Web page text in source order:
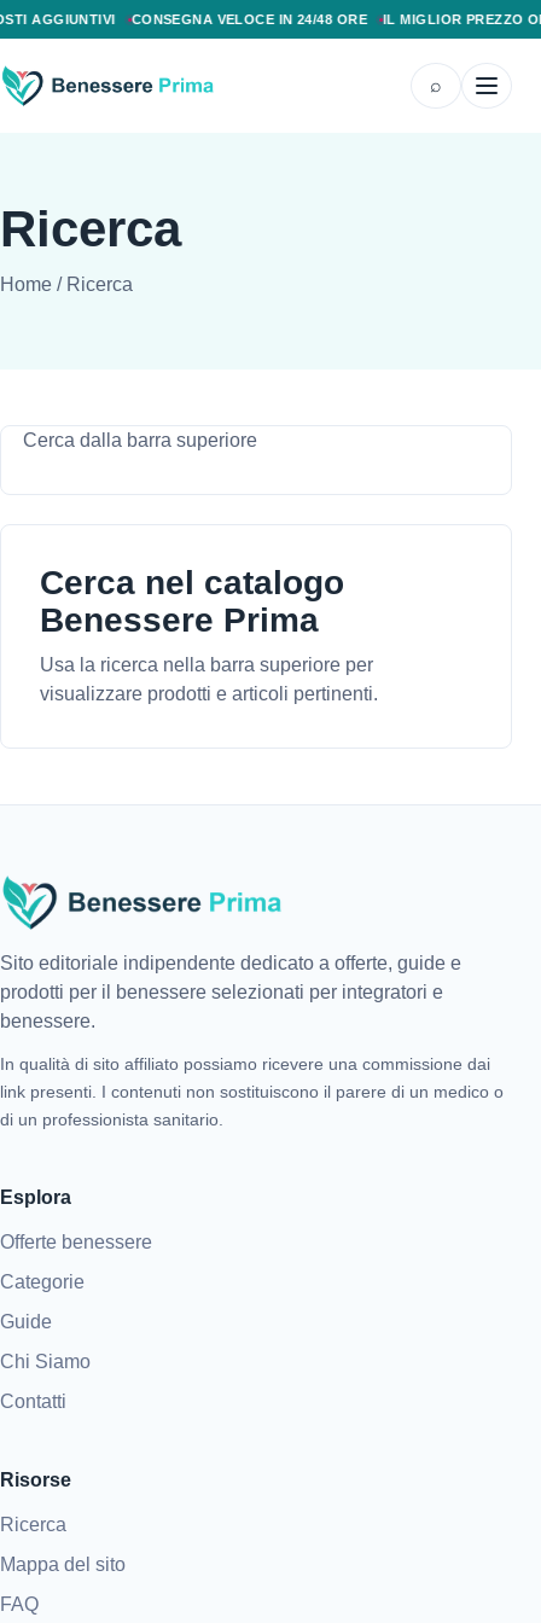
AGGIUNTIVI CONSEGNA VELOCE IN 24/48 ORE IL MIGLIOR PREZZO
⌕
Ricerca
Home / Ricerca
Cerca dalla barra superiore
Cerca nel catalogo
Benessere Prima
Usa la ricerca nella barra superiore per
visualizzare prodotti e articoli pertinenti.
Sito editoriale indipendente dedicato a offerte, guide e
prodotti per il benessere selezionati per integratori e
benessere.
In qualità di sito affiliato possiamo ricevere una commissione dai
link presenti. I contenuti non sostituiscono il parere di un medico o
di un professionista sanitario.
Esplora
Offerte benessere
Categorie
Guide
Chi Siamo
Contatti
Risorse
Ricerca
Mappa del sito
FAQ